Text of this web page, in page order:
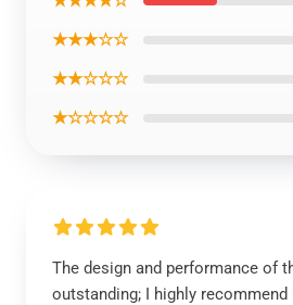
★★★☆☆
★★☆☆☆
★☆☆☆☆
The design and performance of
outstanding; I highly recommend